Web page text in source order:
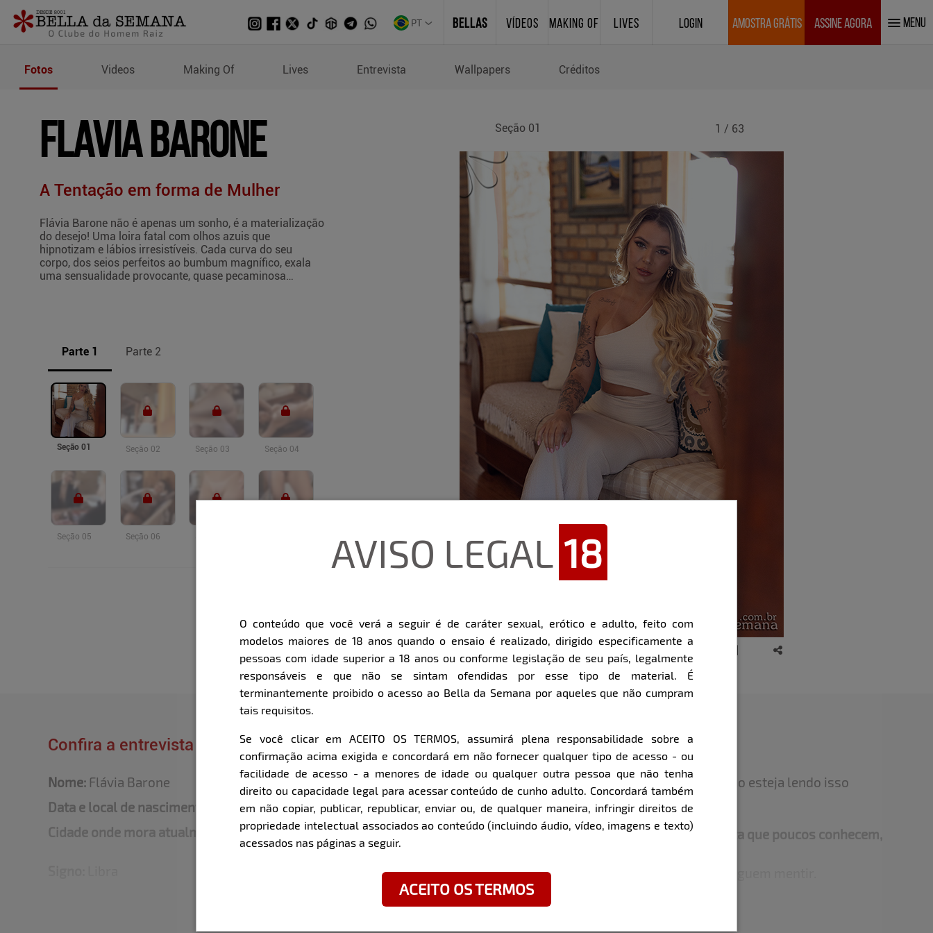
PT BELLAS VÍDEOS MAKING OF LIVES LOGIN AMOSTRA GRÁTIS ASSINE AGORA MENU
Fotos de Flavia Barone
Fotos Videos Making Of Lives Entrevista Wallpapers Créditos
FLAVIA BARONE
A Tentação em forma de Mulher
Flávia Barone não é apenas um sonho, é a materialização
do desejo! Uma loira fatal com olhos azuis que
hipnotizam e lábios irresistíveis. Cada curva do seu
corpo, dos seios perfeitos ao bumbum magnífico, exala
uma sensualidade provocante, quase pecaminosa…
Parte 1 Parte 2
Seção 01 Seção 02 Seção 03 Seção 04
Seção 05 Seção 06
Seção 01 1 / 63
Item
1
of
8
Confira a entrevista que o Bella fez com a modelo:
Nome: Flávia Barone
Data e local de nascimento:
20/10/2000 - Ourinhos / SP
Cidade onde mora atualmente:
Ourinhos / SP
Solteira, quem sabe o amor da minha vida não esteja lendo isso
agora?
Você tem algum talento ou habilidade secreta que poucos conhecem,
As pessoas quando estão comigo, não conseguem mentir.
Qual é o fetiche mais inusitado que você já teve vontade de
AVISO LEGAL 18
O conteúdo que você verá a seguir é de caráter sexual, erótico e adulto, feito com
modelos maiores de 18 anos quando o ensaio é realizado, dirigido especificamente a
pessoas com idade superior a 18 anos ou conforme legislação de seu país, legalmente
responsáveis e que não se sintam ofendidas por esse tipo de material. É
terminantemente proibido o acesso ao Bella da Semana por aqueles que não cumpram
tais requisitos.
Se você clicar em ACEITO OS TERMOS, assumirá plena responsabilidade sobre a
confirmação acima exigida e concordará em não fornecer qualquer tipo de acesso - ou
facilidade de acesso - a menores de idade ou qualquer outra pessoa que não tenha
direito ou capacidade legal para acessar conteúdo de cunho adulto. Concordará também
em não copiar, publicar, republicar, enviar ou, de qualquer maneira, infringir direitos de
propriedade intelectual associados ao conteúdo (incluindo áudio, vídeo, imagens e texto)
acessados nas páginas a seguir.
ACEITO OS TERMOS